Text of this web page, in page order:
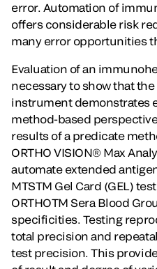
error. Automation of
offers considerable risk
many error opportunities
Evaluation of an
necessary to show that
instrument demonstrates
method-based
results of a predicate
ORTHO VISION® Max
automate extended
MTSTM Gel Card (GEL)
ORTHOTM Sera Blood
specificities. Testing
total precision and
test precision. This